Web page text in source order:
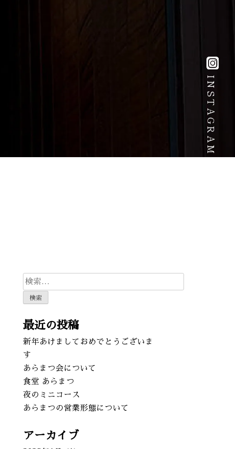
INSTAGRAM
検
索:
最近の投稿
新年あけましておめでとうございま
す
あらまつ会について
食堂 あらまつ
夜のミニコース
あらまつの営業形態について
アーカイブ